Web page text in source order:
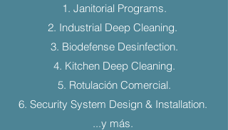
1. Janitorial Programs.
2. Industrial Deep Cleaning.
3. Biodefense Desinfection.
4. Kitchen Deep Cleaning.
5. Rotulación Comercial.
6. Security System Design & Installation.
...y más.